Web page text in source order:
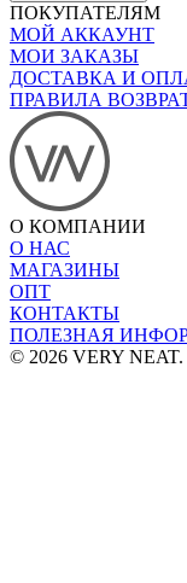
ПОКУПАТЕЛЯМ
МОЙ АККАУНТ
МОИ ЗАКАЗЫ
ДОСТАВКА И
ПРАВИЛА
О КОМПАНИИ
О НАС
МАГАЗИНЫ
ОПТ
КОНТАКТЫ
ПОЛЕЗНАЯ
© 2026 VERY